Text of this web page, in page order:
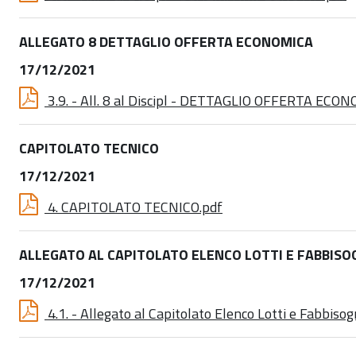
ALLEGATO 8 DETTAGLIO OFFERTA ECONOMICA
17/12/2021
3.9. - All. 8 al Discipl - DETTAGLIO OFFERTA
CAPITOLATO TECNICO
17/12/2021
4. CAPITOLATO TECNICO.pdf
ALLEGATO AL CAPITOLATO ELENCO LOTTI E
17/12/2021
4.1. - Allegato al Capitolato Elenco Lotti e